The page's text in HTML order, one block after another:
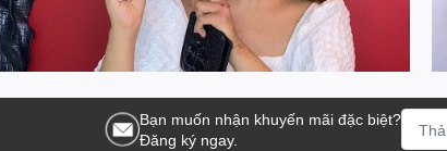
Bạn muốn nhận khuyến mãi đặc biệt?
Đăng ký ngay.